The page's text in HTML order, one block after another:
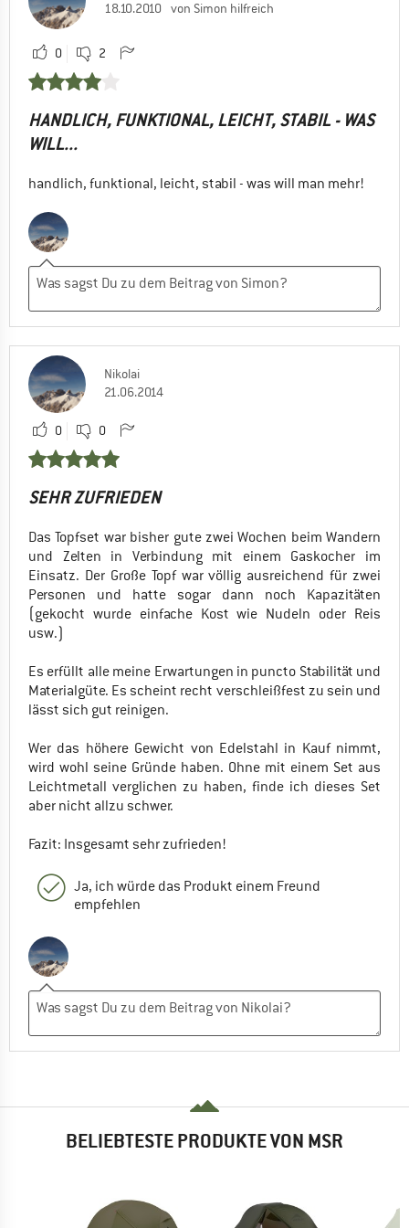
18.10.2010 von Simon hilfreich
0 2
HANDLICH, FUNKTIONAL, LEICHT, STABIL - WAS
WILL...
handlich, funktional, leicht, stabil - was will man mehr!
Nikolai
21.06.2014
0 0
SEHR ZUFRIEDEN
Das Topfset war bisher gute zwei Wochen beim Wandern
und Zelten in Verbindung mit einem Gaskocher im
Einsatz. Der Große Topf war völlig ausreichend für zwei
Personen und hatte sogar dann noch Kapazitäten
(gekocht wurde einfache Kost wie Nudeln oder Reis
usw.)
Es erfüllt alle meine Erwartungen in puncto Stabilität und
Materialgüte. Es scheint recht verschleißfest zu sein und
lässt sich gut reinigen.
Wer das höhere Gewicht von Edelstahl in Kauf nimmt,
wird wohl seine Gründe haben. Ohne mit einem Set aus
Leichtmetall verglichen zu haben, finde ich dieses Set
aber nicht allzu schwer.
Fazit: Insgesamt sehr zufrieden!
Ja, ich würde das Produkt einem Freund
empfehlen
BELIEBTESTE PRODUKTE VON MSR